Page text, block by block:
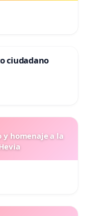
ciudadano
y homenaje a la